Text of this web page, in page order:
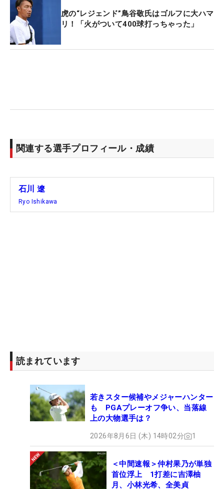
姿にも感銘を受けた。
「これだけの一流の方と、このような話をできるこ
と自体が非常に貴重」。大会開催直前の18ホール
虎の“レジェンド”鳥谷敬氏はゴルフに大ハマ
リ！「火がついて400球打っちゃった」
関連する選手プロフィール・成績
石川 遼
Ryo Ishikawa
読まれています
若きスター候補やメジャーハンター
も PGAプレーオフ争い、当落線
上の大物選手は？
2026年8月6日 (木) 14時02分 1
＜中間速報＞仲村果乃が単独
首位浮上 1打差に吉澤柚
月、小林光希、全美貞